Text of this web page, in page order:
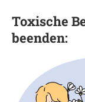
Toxische
beenden: